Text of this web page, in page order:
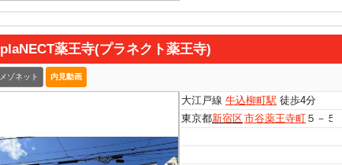
plaNECT薬王寺(プラネクト薬王寺)
メゾネット 内見動画
大江戸線 牛込柳町駅 徒歩4分
東京都新宿区市谷薬王寺町 ５－５９